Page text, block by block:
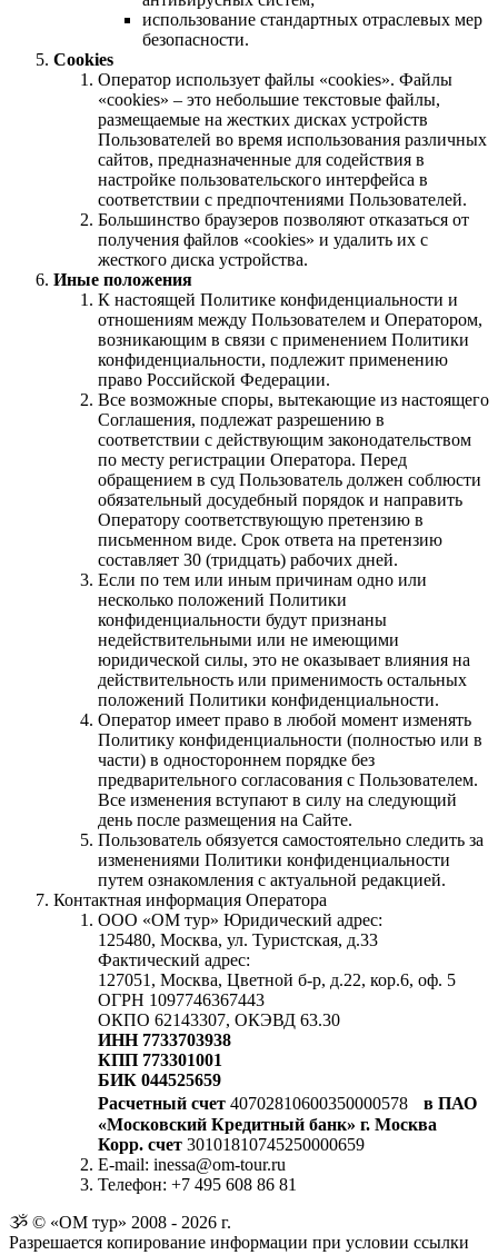
использование стандартных отраслевых мер
безопасности.
Cookies
Оператор использует файлы «cookies». Файлы
«cookies» – это небольшие текстовые файлы,
размещаемые на жестких дисках устройств
Пользователей во время использования различных
сайтов, предназначенные для содействия в
настройке пользовательского интерфейса в
соответствии с предпочтениями Пользователей.
Большинство браузеров позволяют отказаться от
получения файлов «cookies» и удалить их с
жесткого диска устройства.
Иные положения
К настоящей Политике конфиденциальности и
отношениям между Пользователем и Оператором,
возникающим в связи с применением Политики
конфиденциальности, подлежит применению
право Российской Федерации.
Все возможные споры, вытекающие из настоящего
Соглашения, подлежат разрешению в
соответствии с действующим законодательством
по месту регистрации Оператора. Перед
обращением в суд Пользователь должен соблюсти
обязательный досудебный порядок и направить
Оператору соответствующую претензию в
письменном виде. Срок ответа на претензию
составляет 30 (тридцать) рабочих дней.
Если по тем или иным причинам одно или
несколько положений Политики
конфиденциальности будут признаны
недействительными или не имеющими
юридической силы, это не оказывает влияния на
действительность или применимость остальных
положений Политики конфиденциальности.
Оператор имеет право в любой момент изменять
Политику конфиденциальности (полностью или в
части) в одностороннем порядке без
предварительного согласования с Пользователем.
Все изменения вступают в силу на следующий
день после размещения на Сайте.
Пользователь обязуется самостоятельно следить за
изменениями Политики конфиденциальности
путем ознакомления с актуальной редакцией.
Контактная информация Оператора
ООО «ОМ тур» Юридический адрес:
125480, Москва, ул. Туристская, д.33
Фактический адрес:
127051, Москва, Цветной б-р, д.22, кор.6, оф. 5
ОГРН 1097746367443
ОКПО 62143307, ОКЭВД 63.30
ИНН 7733703938
КПП 773301001
БИК 044525659
Расчетный счет 40702810600350000578 в ПАО
«Московский Кредитный банк» г. Москва
Корр. счет 30101810745250000659
E-mail: inessa@om-tour.ru
Телефон: +7 495 608 86 81
ૐ © «ОМ тур» 2008 - 2026 г.
Разрешается копирование информации при условии ссылки